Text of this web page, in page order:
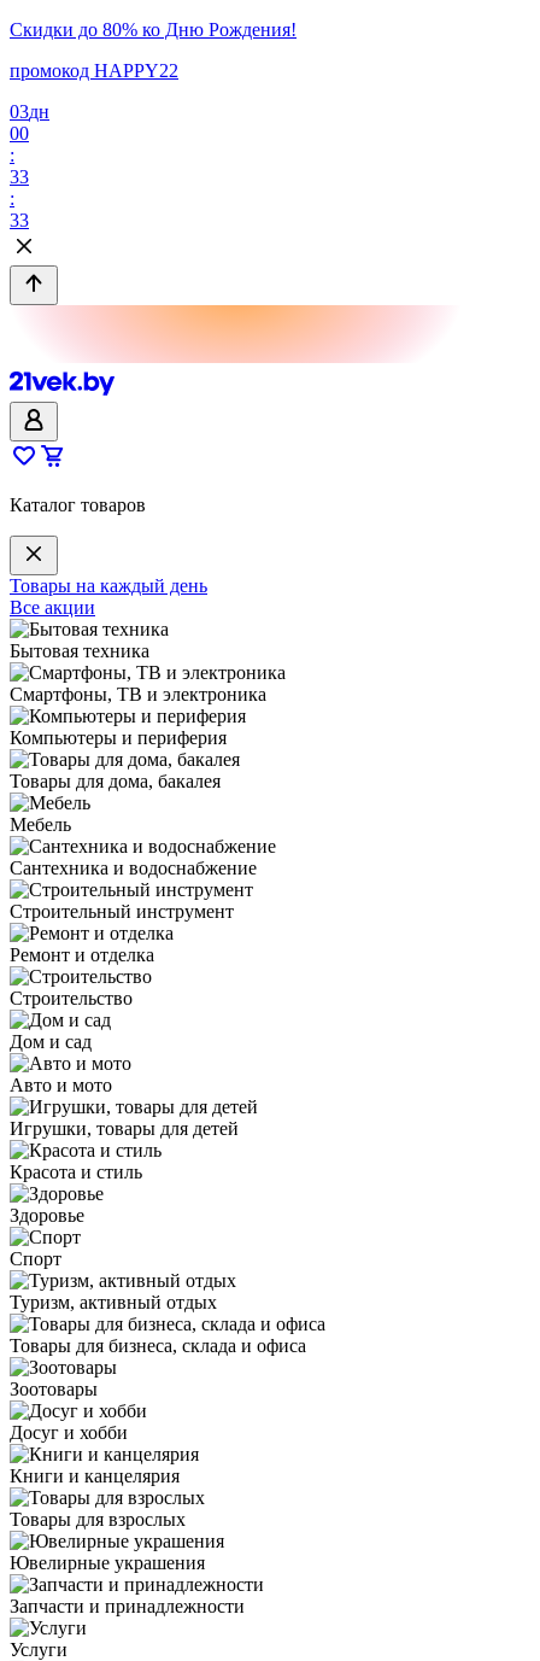
Скидки до 80% ко Дню Рождения!
промокод HAPPY22
03дн
00
:
33
:
33
Каталог товаров
Товары на каждый день
Все акции
Бытовая техника
Смартфоны, ТВ и электроника
Компьютеры и периферия
Товары для дома, бакалея
Мебель
Сантехника и водоснабжение
Строительный инструмент
Ремонт и отделка
Строительство
Дом и сад
Авто и мото
Игрушки, товары для детей
Красота и стиль
Здоровье
Спорт
Туризм, активный отдых
Товары для бизнеса, склада и офиса
Зоотовары
Досуг и хобби
Книги и канцелярия
Товары для взрослых
Ювелирные украшения
Запчасти и принадлежности
Услуги